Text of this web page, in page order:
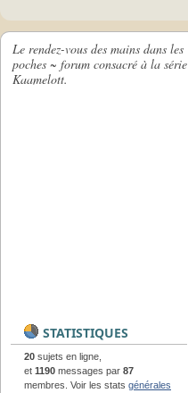
Le rendez-vous des mains dans les
poches ~ forum consacré à la série
Kaamelott.
STATISTIQUES
20 sujets en ligne,
et 1190 messages par 87
membres. Voir les stats générales